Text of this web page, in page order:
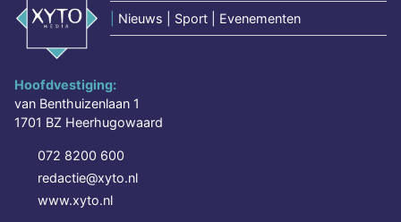
Nieuws | Sport | Evenementen
Hoofdvestiging:
van Benthuizenlaan 1
1701 BZ Heerhugowaard
072 8200 600
redactie@xyto.nl
www.xyto.nl